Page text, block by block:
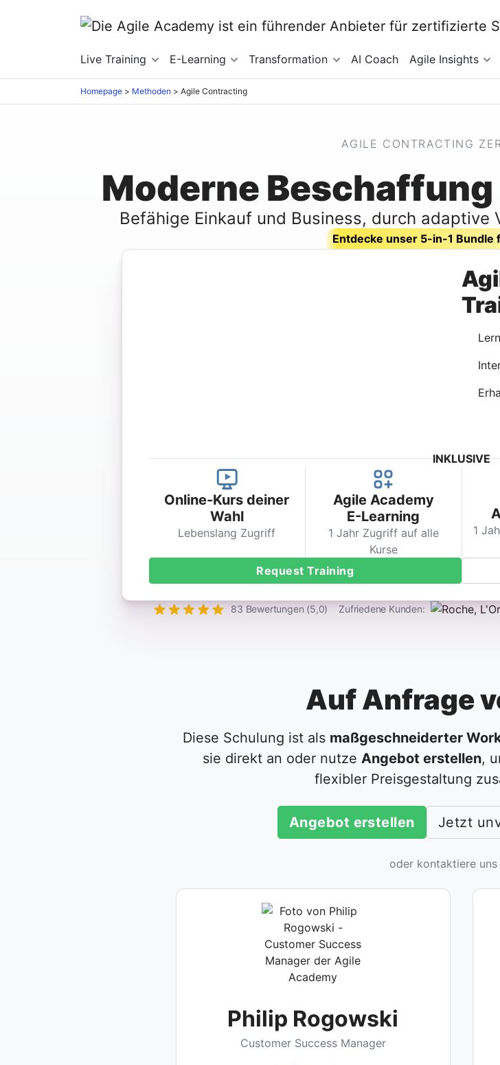
Live Training E-Learning Transformation AI Coach Agile Insights
Homepage > Methoden > Agile Contracting
AGILE CONTRACTING
Moderne
Befähige Einkauf und Business, durch
Entdecke unser 5-in-1 Bundle
INKLUSIVE
Online-Kurs deiner
Wahl
Lebenslang Zugriff
Agile Academy
E-Learning
1 Jahr Zugriff auf alle
Kurse
1
Request Training
83 Bewertungen (5,0) Zufriedene Kunden:
Auf Anfrage
Diese Schulung ist als maßgeschneiderter
sie direkt an oder nutze Angebot erstellen,
flexibler Preisgestaltung
Angebot erstellen Jetzt
oder kontaktiere
Philip Rogowski
Customer Success Manager